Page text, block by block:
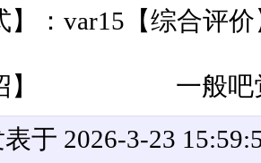
式】：var15【综
绍】 一般吧觉得
于 2026-3-23